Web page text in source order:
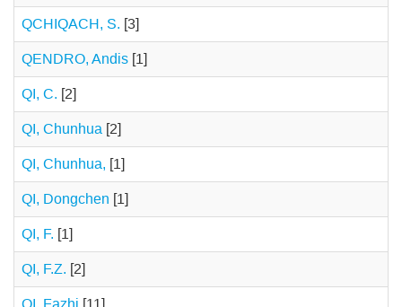
QCHIQACH, S. [3]
QENDRO, Andis [1]
QI, C. [2]
QI, Chunhua [2]
QI, Chunhua, [1]
QI, Dongchen [1]
QI, F. [1]
QI, F.Z. [2]
QI, Fazhi [11]